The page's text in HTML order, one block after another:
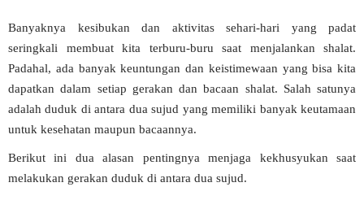
Banyaknya kesibukan dan aktivitas sehari-hari yang padat
seringkali membuat kita terburu-buru saat menjalankan shalat.
Padahal, ada banyak keuntungan dan keistimewaan yang bisa kita
dapatkan dalam setiap gerakan dan bacaan shalat. Salah satunya
adalah duduk di antara dua sujud yang memiliki banyak keutamaan
untuk kesehatan maupun bacaannya.
Berikut ini dua alasan pentingnya menjaga kekhusyukan saat
melakukan gerakan duduk di antara dua sujud.